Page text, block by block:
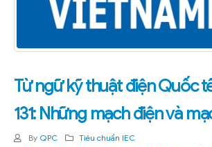
Từ ngữ kỹ thuật điện Quốc
131: Những mạch điện và
By QPC
Tiêu chuẩn IEC